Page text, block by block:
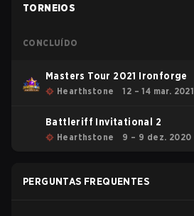
TORNEIOS
CONCLUÍDO
Masters Tour 2021 Ironforge
Hearthstone 12 – 14 mar. 2021
Battleriff Invitational 2
Hearthstone 9 – 9 dez. 2020
PERGUNTAS FREQUENTES